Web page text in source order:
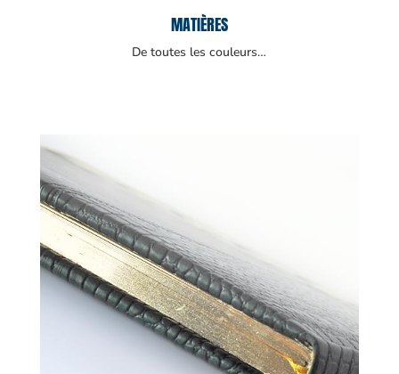
MATIÈRES
De toutes les couleurs…